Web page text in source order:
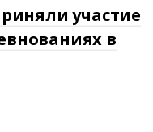
участие
в